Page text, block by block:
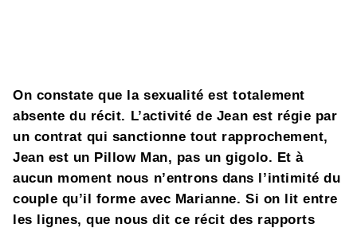
On constate que la sexualité est totalement
absente du récit. L’activité de Jean est régie par
un contrat qui sanctionne tout rapprochement,
Jean est un Pillow Man, pas un gigolo. Et à
aucun moment nous n’entrons dans l’intimité du
couple qu’il forme avec Marianne. Si on lit entre
les lignes, que nous dit ce récit des rapports